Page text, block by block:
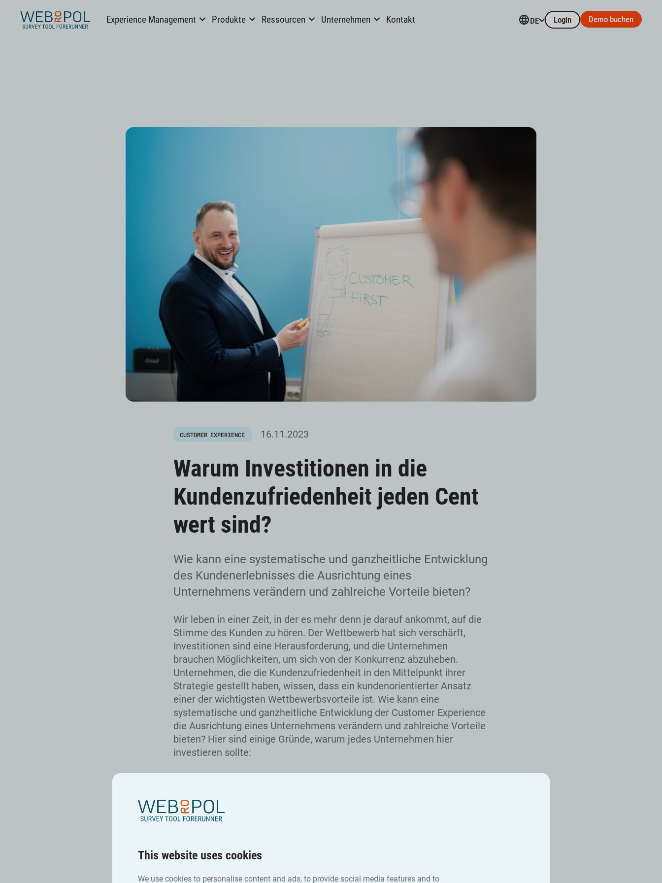
This website uses cookies
We use cookies to personalise content and ads, to provide social media features and to
Webropol
Experience Management Produkte Ressourcen Unternehmen Kontakt DE Login Demo buchen
CUSTOMER EXPERIENCE 16.11.2023
Warum Investitionen in die
Kundenzufriedenheit jeden Cent
wert sind?
Wie kann eine systematische und ganzheitliche Entwicklung
des Kundenerlebnisses die Ausrichtung eines
Unternehmens verändern und zahlreiche Vorteile bieten?
Wir leben in einer Zeit, in der es mehr denn je darauf ankommt, auf die
Stimme des Kunden zu hören. Der Wettbewerb hat sich verschärft,
Investitionen sind eine Herausforderung, und die Unternehmen
brauchen Möglichkeiten, um sich von der Konkurrenz abzuheben.
Unternehmen, die die Kundenzufriedenheit in den Mittelpunkt ihrer
Strategie gestellt haben, wissen, dass ein kundenorientierter Ansatz
einer der wichtigsten Wettbewerbsvorteile ist. Wie kann eine
systematische und ganzheitliche Entwicklung der Customer Experience
die Ausrichtung eines Unternehmens verändern und zahlreiche Vorteile
bieten? Hier sind einige Gründe, warum jedes Unternehmen hier
investieren sollte:
kauft mehr.